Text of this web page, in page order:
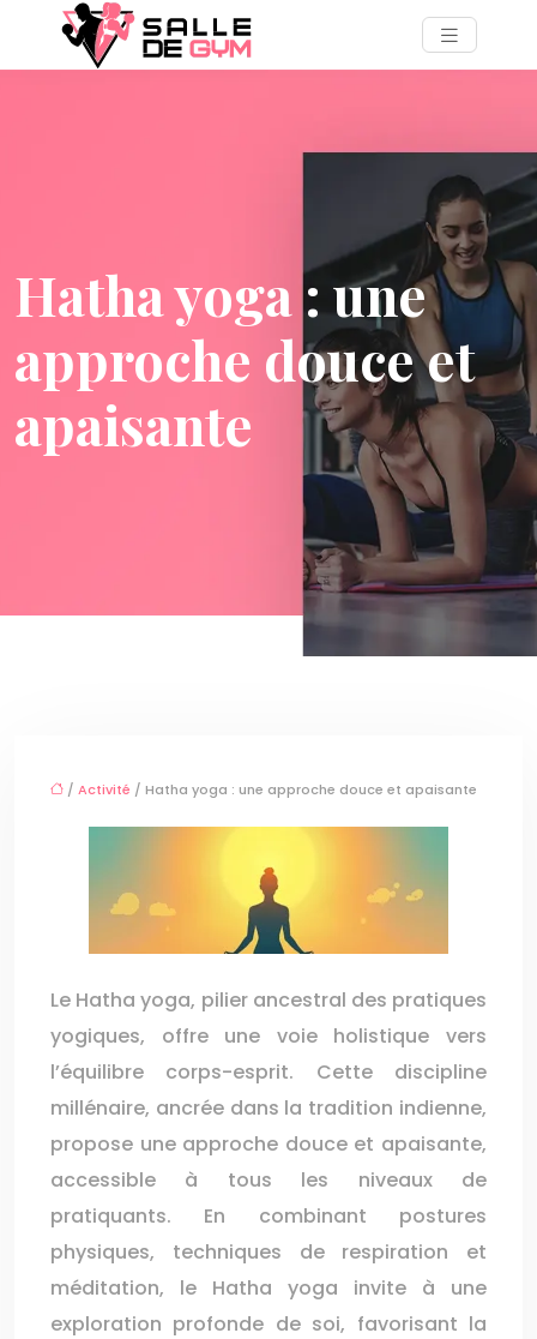
Hatha yoga : une
approche douce et
apaisante
/ Activité / Hatha yoga : une approche douce et apaisante
Le Hatha yoga, pilier ancestral des pratiques
yogiques, offre une voie holistique vers
l’équilibre corps-esprit. Cette discipline
millénaire, ancrée dans la tradition indienne,
propose une approche douce et apaisante,
accessible à tous les niveaux de
pratiquants. En combinant postures
physiques, techniques de respiration et
méditation, le Hatha yoga invite à une
exploration profonde de soi, favorisant la